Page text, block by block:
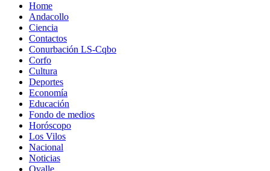
Home
Andacollo
Ciencia
Contactos
Conurbación LS-Cqbo
Corfo
Cultura
Deportes
Economía
Educación
Fondo de medios
Horóscopo
Los Vilos
Nacional
Noticias
Ovalle